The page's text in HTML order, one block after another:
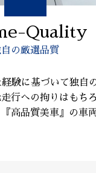
Quality
の厳選品質
験に基づいて独自
行への拘りはもち
高品質美車』の車